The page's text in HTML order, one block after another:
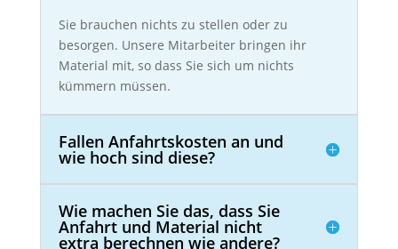
Sie brauchen nichts zu stellen oder zu
besorgen. Unsere Mitarbeiter bringen ihr
Material mit, so dass Sie sich um nichts
kümmern müssen.
Fallen Anfahrtskosten an und
wie hoch sind diese?
Wie machen Sie das, dass Sie
Anfahrt und Material nicht
extra berechnen wie andere?